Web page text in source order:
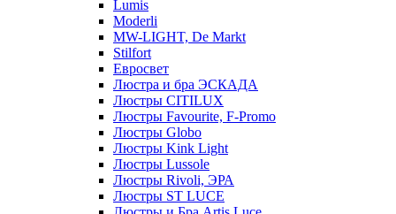
Lumis
Moderli
MW-LIGHT, De Markt
Stilfort
Евросвет
Люстра и бра ЭСКАДА
Люстры CITILUX
Люстры Favourite, F-Promo
Люстры Globo
Люстры Kink Light
Люстры Lussole
Люстры Rivoli, ЭРА
Люстры ST LUCE